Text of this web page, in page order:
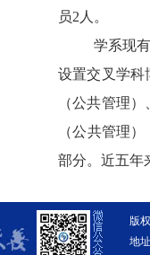
员2 人。
学系现
设置交叉学科
（公共管理
（公共管理
部分。近五年
版
地